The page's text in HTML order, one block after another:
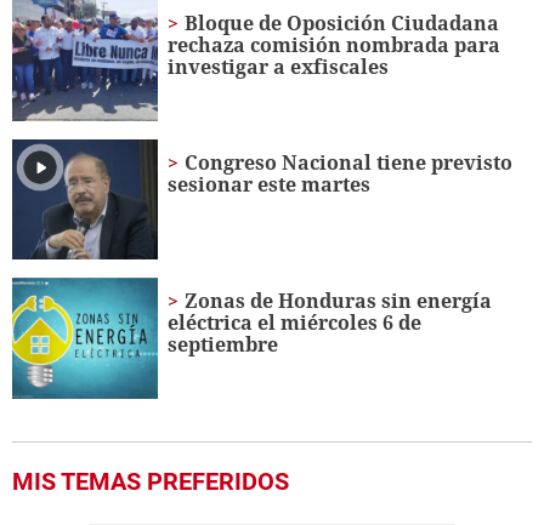
1
minute,
20
seconds
Bloque de Oposición Ciudadana
rechaza comisión nombrada para
investigar a exfiscales
Congreso Nacional tiene previsto
sesionar este martes
Zonas de Honduras sin energía
eléctrica el miércoles 6 de
septiembre
MIS TEMAS PREFERIDOS